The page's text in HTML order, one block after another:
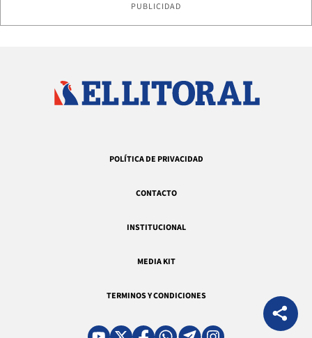
PUBLICIDAD
POLÍTICA DE PRIVACIDAD
CONTACTO
INSTITUCIONAL
MEDIA KIT
TERMINOS Y CONDICIONES